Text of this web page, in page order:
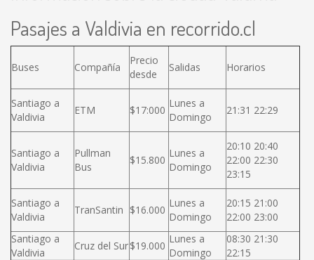
Pasajes a Valdivia en recorrido.cl
Buses Compañía
Precio
desde
Salidas Horarios
Santiago a
Valdivia
ETM $17:000
Lunes a
Domingo
21:31 22:29
Santiago a
Valdivia
Pullman
Bus
$15.800
Lunes a
Domingo
20:10 20:40
22:00 22:30
23:15
Santiago a
Valdivia
TranSantin $16.000
Lunes a
Domingo
20:15 21:00
22:00 23:00
Santiago a
Valdivia
Cruz del Sur$19.000
Lunes a
Domingo
08:30 21:30
22:15